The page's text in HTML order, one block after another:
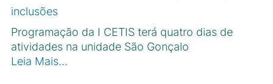
inclusões
Programação da I CETIS terá quatro dias de
atividades na unidade São Gonçalo
Leia Mais…